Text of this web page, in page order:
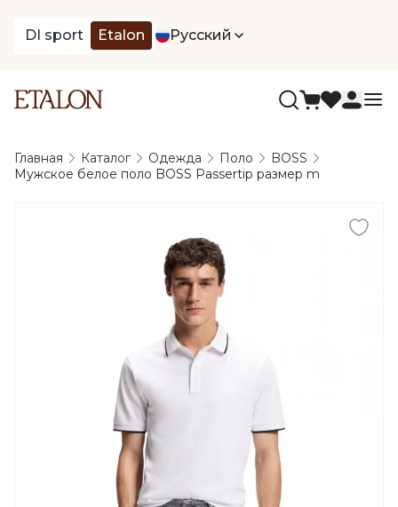
DI sport Etalon Русский
Главная Каталог Одежда Поло
BOSS
Мужское белое поло BOSS Passertip размер m